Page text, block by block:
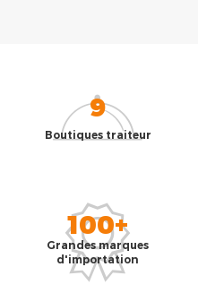
9
Boutiques traiteur
100+
Grandes marques
d'importation